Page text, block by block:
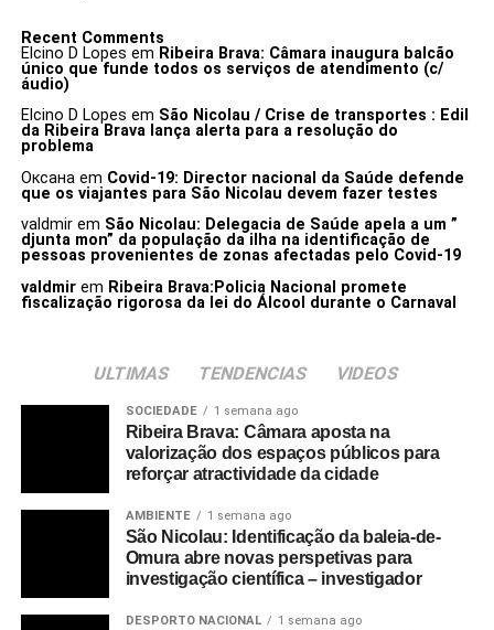
Recent Comments
Elcino D Lopes em Ribeira Brava: Câmara inaugura balcão
único que funde todos os serviços de atendimento (c/
áudio)
Elcino D Lopes em São Nicolau / Crise de transportes : Edil
da Ribeira Brava lança alerta para a resolução do
problema
Оксанаem Covid-19: Director nacional da Saúde defende
que os viajantes para São Nicolau devem fazer testes
valdmirem São Nicolau: Delegacia de Saúde apela a um ”
djunta mon” da população da ilha na identificação de
pessoas provenientes de zonas afectadas pelo Covid-19
valdmirem Ribeira Brava:Policia Nacional promete
fiscalização rigorosa da lei do Álcool durante o Carnaval
ULTIMAS TENDENCIAS VIDEOS
SOCIEDADE 1 semana ago
Ribeira Brava: Câmara aposta na
valorização dos espaços públicos para
reforçar atractividade da cidade
AMBIENTE 1 semana ago
São Nicolau: Identificação da baleia-de-
Omura abre novas perspetivas para
investigação científica – investigador
DESPORTO NACIONAL 1 semana ago